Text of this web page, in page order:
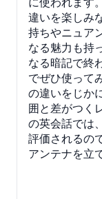
違いを楽しみ
持ちやニュア
なる魅力も持
なる暗記で終
でぜひ使って
の違いをじか
囲と差がつく
の英会話では
評価されるの
アンテナを立